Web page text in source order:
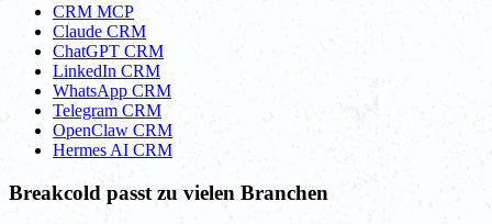
CRM MCP
Claude CRM
ChatGPT CRM
LinkedIn CRM
WhatsApp CRM
Telegram CRM
OpenClaw CRM
Hermes AI CRM
Breakcold passt zu vielen Branchen